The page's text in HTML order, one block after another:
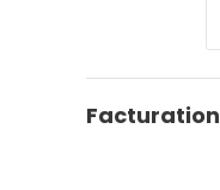
Facturation